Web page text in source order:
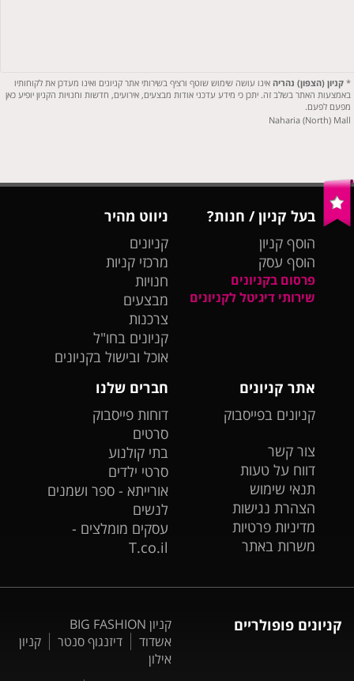
*קניון (הצפון) נהריה אינו עושה שימוש שוטף ורציף בשירותי אתר קניונים ואינו מעדכן את לקוחותיו
באמצעות האתר בשלב זה. יתכן כי מידע עדכני אודות מבצעים, אירועים, חדשות וחנויות הקניון יופיע כאן
מפעם לפעם.
Naharia (North) Mall
בעל קניון / חנות?
הוסף קניון
הוסף עסק
פרסום בקניונים
שירותי דיגיטל לקניונים
ניווט מהיר
קניונים
מרכזי קניות
חנויות
מבצעים
צרכנות
קניונים בחו"ל
אוכל ובישול בקניונים
אתר קניונים
קניונים בפייסבוק
צור קשר
דווח על טעות
תנאי שימוש
הצהרת נגישות
מדיניות פרטיות
משרות באתר
חברים שלנו
דוחות פייסבוק
סרטים
בתי קולנוע
סרטי ילדים
אורייתא - ספר ושמנים
לנשים
עסקים מומלצים -
T.co.il
קניונים פופולריים
קניון BIG FASHION
אשדוד
דיזנגוף סנטר
קניון
אילון